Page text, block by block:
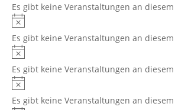
Es gibt keine Veranstaltungen an diesem
Es gibt keine Veranstaltungen an diesem
Es gibt keine Veranstaltungen an diesem
Es gibt keine Veranstaltungen an diesem